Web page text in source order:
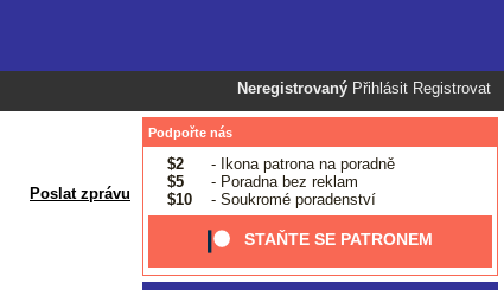
Neregistrovaný Přihlásit Registrovat
Poslat zprávu
Podpořte nás
$2
- Ikona patrona na poradně
$5
- Poradna bez reklam
$10
- Soukromé poradenství
STAŇTE SE PATRONEM